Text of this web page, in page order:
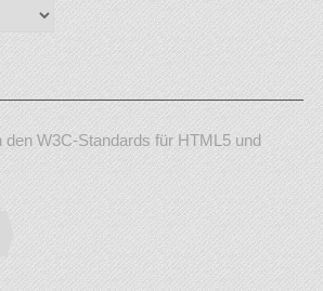
W3C-Standards für HTML5 und